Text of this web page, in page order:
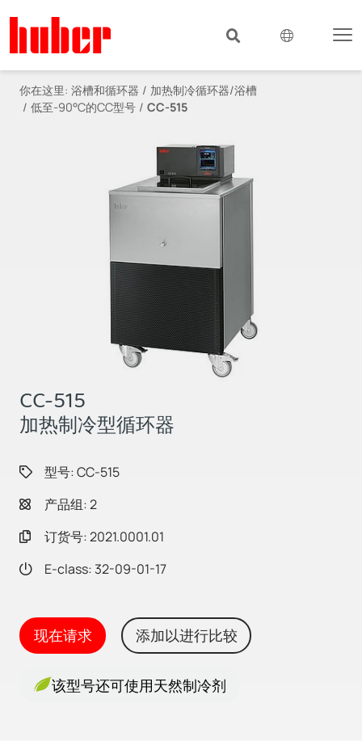
你在这里: 浴槽和循环器
加热制冷循环器/浴槽
低至-90°C的CC型号
CC-515
CC-515
加热制冷型循环器
型号: CC-515
产品组: 2
订货号: 2021.0001.01
E-class: 32-09-01-17
现在请求 添加以进行比较
该型号还可使用天然制冷剂